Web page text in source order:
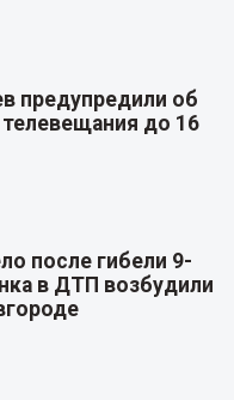
предупредили об
до 16
после гибели 9-
в ДТП возбудили